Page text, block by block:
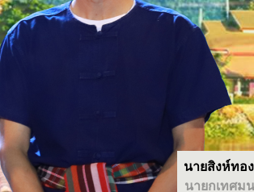
นายสิงห์ทอ
นายกเทศม